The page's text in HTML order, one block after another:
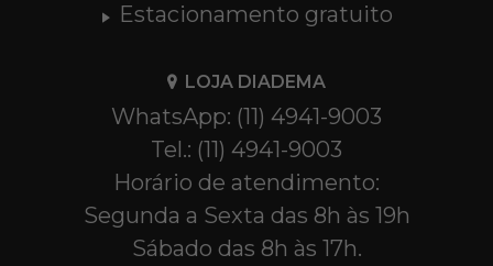
Estacionamento gratuito
LOJA DIADEMA
WhatsApp: (11) 4941-9003
Tel.: (11) 4941-9003
Horário de atendimento:
Segunda a Sexta das 8h às 19h
Sábado das 8h às 17h.